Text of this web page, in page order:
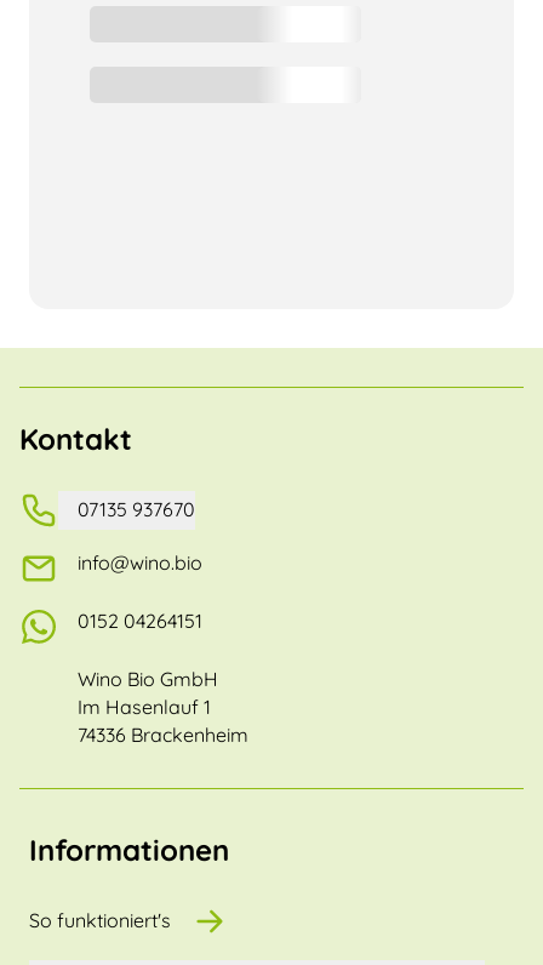
Kontakt
07135 937670
info@wino.bio
0152 04264151
Wino Bio GmbH
Im Hasenlauf 1
74336 Brackenheim
Informationen
So funktioniert's